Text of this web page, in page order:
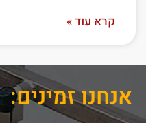
קרא עוד »
אנחנו זמינים: